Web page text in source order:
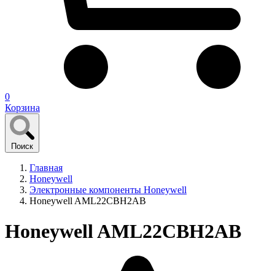
0
Корзина
Поиск
Главная
Honeywell
Электронные компоненты Honeywell
Honeywell AML22CBH2AB
Honeywell AML22CBH2AB